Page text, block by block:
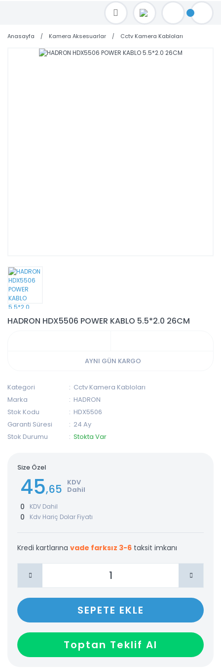
TOPTAN FİYAT ALMAK İÇİN satis@toptanbilgisayar.net MAİL ATINIZ.
SİPARİŞLERİNİZİ AYNI GÜN KARGO İLE GÖNDERİYORUZ!
Anasayfa Kamera Aksesuarlar Cctv Kamera Kabloları
HADRON HDX5506 POWER KABLO 5.5*2.0 26CM
AYNI GÜN KARGO
Kategori
Cctv Kamera Kabloları
Marka
HADRON
Stok Kodu
HDX5506
Garanti Süresi
24 Ay
Stok Durumu
Stokta Var
Size Özel
45,65 KDV
Dahil
0 KDV Dahil
0 Kdv Hariç Dolar Fiyatı
Kredi kartlarına vade farksız 3-6 taksit imkanı
SEPETE EKLE
Toptan Teklif Al